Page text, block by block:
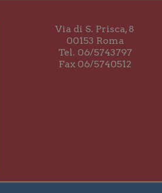
Via di S. Prisca, 8
00153 Roma
Tel. 06/5743797
Fax 06/5740512